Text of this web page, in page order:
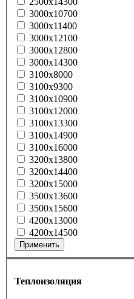
3000x10700
3000x11400
3000x12100
3000x12800
3000x14300
3100x8000
3100x9300
3100x10900
3100x12000
3100x13300
3100x14900
3100x16000
3200x13800
3200x14400
3200x15000
3500x13600
3500x15600
4200x13000
4200x14500
Применить
Теплоизоляция